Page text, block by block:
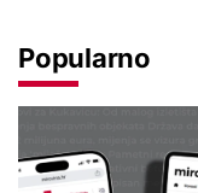
Popularno